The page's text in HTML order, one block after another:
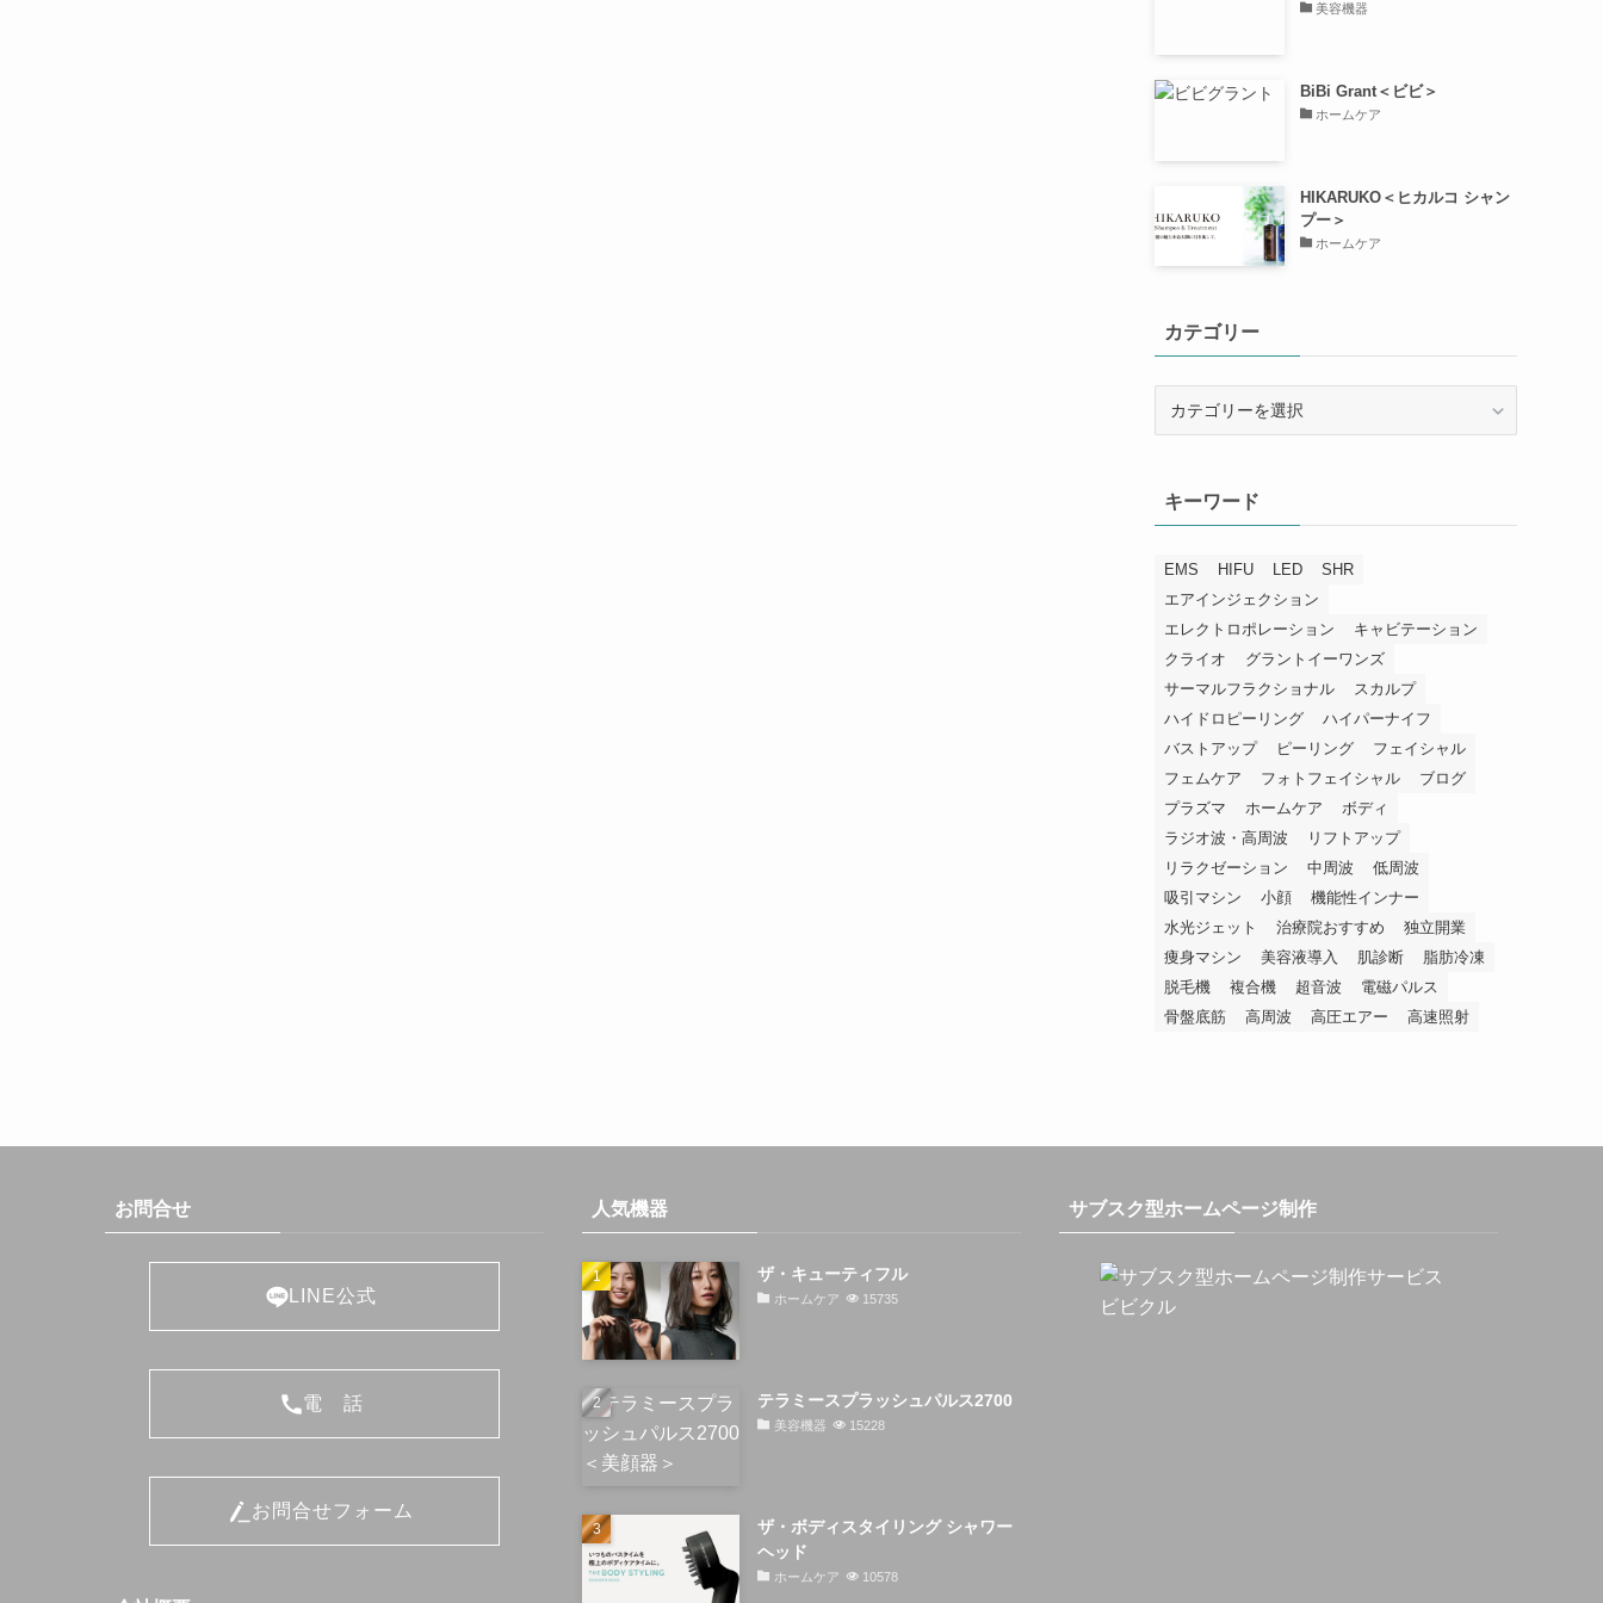
美容機器
BiBi Grant＜ビビ＞
ホームケア
HIKARUKO＜ヒカルコ シャン
プー＞
ホームケア
カテゴリー
ーキーワード
EMS HIFU LED
SHR
エアインジェクション
エレクトロポレーション
キャビテーション
クライオ
グラントイーワンズ
サーマルフラクショナル
スカルプ
ハイドロピーリング
ハイパーナイフ
バストアップ
ピーリング
フェイシャル
フェムケア
フォトフェイシャル
ブログ
プラズマ
ホームケア
ボディ
ラジオ波・高周波
リフトアップ
リラクゼーション
中周波
低周波
吸引マシン
小顔
機能性インナー
水光ジェット
治療院おすすめ
独立開業
痩身マシン
美容液導入 肌診断
脂肪冷凍
脱毛機
複合機 超音波
電磁パルス
骨盤底筋
高周波 高圧エアー 高速照射
お問合せ
LINE公式
電 話
お問合せフォーム
人気機器
ザ・キューティフル
ホームケア 15735
テラミースプラッシュパルス2700
美容機器 15228
ザ・ボディスタイリング シャワー
ヘッド
ホームケア 10578
サブスク型ホームページ制作